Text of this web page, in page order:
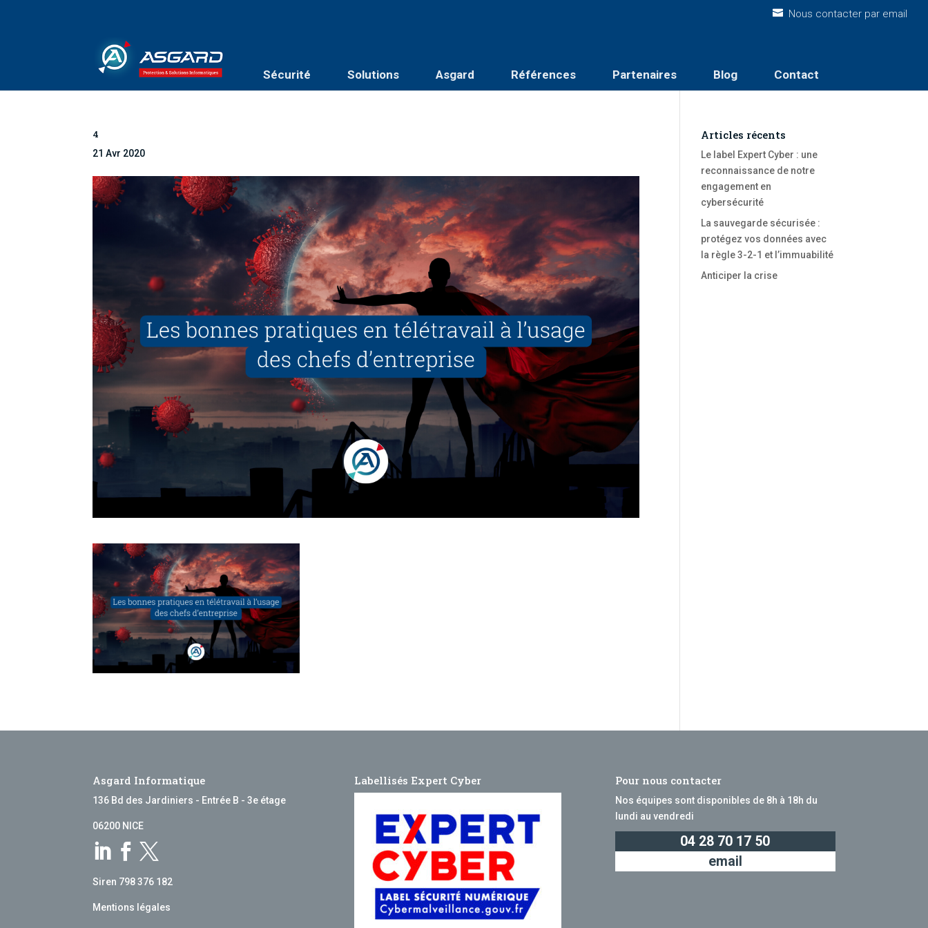
Nous contacter par email
Sécurité Solutions Asgard Références Partenaires Blog Contact
4
21 Avr 2020
Articles récents
Le label Expert Cyber : une
reconnaissance de notre
engagement en
cybersécurité
La sauvegarde sécurisée :
protégez vos données avec
la règle 3-2-1 et l’immuabilité
Anticiper la crise
Asgard Informatique
136 Bd des Jardiniers - Entrée B - 3e étage
06200 NICE
  
Siren 798 376 182
Mentions légales
Labellisés Expert Cyber Pour nous contacter
Nos équipes sont disponibles de 8h à 18h du
lundi au vendredi
04 28 70 17 50
email